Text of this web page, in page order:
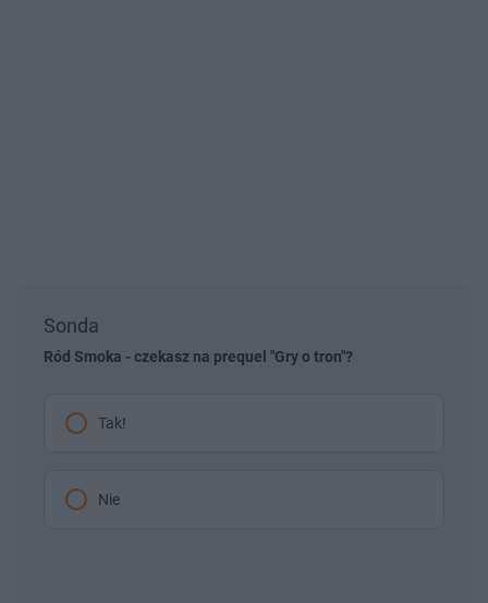
Sonda
Ród Smoka - czekasz na prequel "Gry o tron"?
Tak!
Nie